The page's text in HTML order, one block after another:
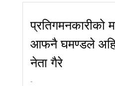
प्रतिगमनकारीको
आफनै घमण्डले
नेता गैरे
-